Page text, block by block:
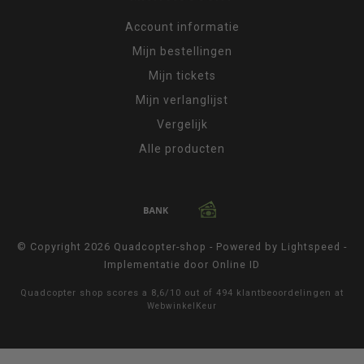
Account informatie
Mijn bestellingen
Mijn tickets
Mijn verlanglijst
Vergelijk
Alle producten
© Copyright 2026 Quadcopter-shop - Powered by Lightspeed -
Implementatie door Online ID
Quadcopter shop scores a 8,6/ 10 out of 494 klantbeoordelingen at
WebwinkelKeur